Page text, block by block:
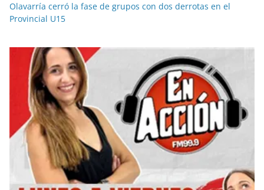
Olavarría cerró la fase de grupos con dos derrotas en el
Provincial U15